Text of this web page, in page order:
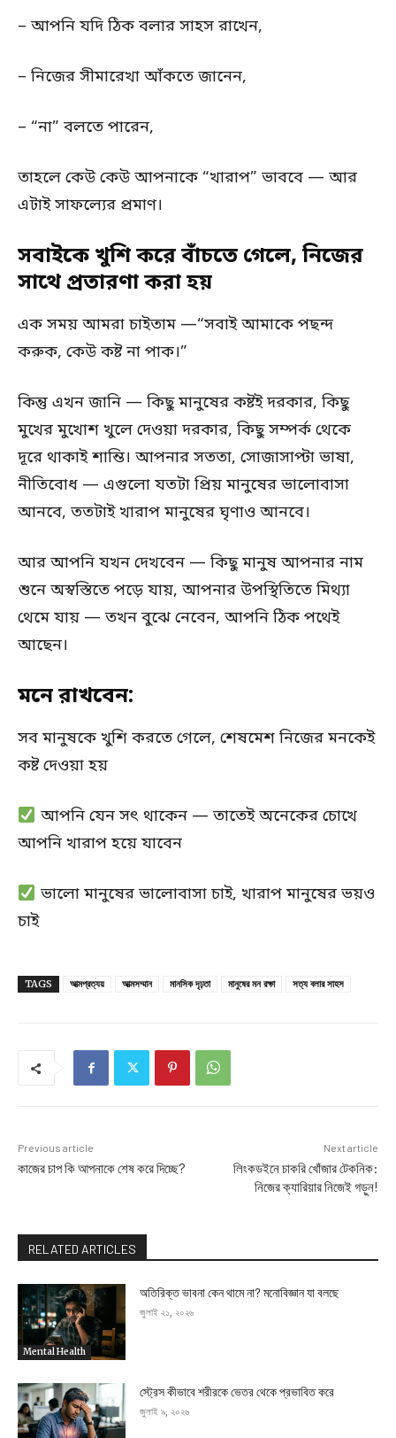
– আপনি যদি ঠিক বলার সাহস রাখেন,
– নিজের সীমারেখা আঁকতে জানেন,
– “না” বলতে পারেন,
তাহলে কেউ কেউ আপনাকে “খারাপ” ভাববে — আর
এটাই সাফল্যের প্রমাণ।
সবাইকে খুশি করে বাঁচতে গেলে, নিজের
সাথে প্রতারণা করা হয়
এক সময় আমরা চাইতাম —“সবাই আমাকে পছন্দ
করুক, কেউ কষ্ট না পাক।”
কিন্তু এখন জানি — কিছু মানুষের কষ্টই দরকার, কিছু
মুখের মুখোশ খুলে দেওয়া দরকার, কিছু সম্পর্ক থেকে
দূরে থাকাই শান্তি। আপনার সততা, সোজাসাপ্টা ভাষা,
নীতিবোধ — এগুলো যতটা প্রিয় মানুষের ভালোবাসা
আনবে, ততটাই খারাপ মানুষের ঘৃণাও আনবে।
আর আপনি যখন দেখবেন — কিছু মানুষ আপনার নাম
শুনে অস্বস্তিতে পড়ে যায়, আপনার উপস্থিতিতে মিথ্যা
থেমে যায় — তখন বুঝে নেবেন, আপনি ঠিক পথেই
আছেন।
মনে রাখবেন:
সব মানুষকে খুশি করতে গেলে, শেষমেশ নিজের মনকেই
কষ্ট দেওয়া হয়
আপনি যেন সৎ থাকেন — তাতেই অনেকের চোখে
আপনি খারাপ হয়ে যাবেন
ভালো মানুষের ভালোবাসা চাই, খারাপ মানুষের ভয়ও
চাই
TAGS আত্মপ্রত্যয় আত্মসম্মান মানসিক দৃঢ়তা মানুষের মন রক্ষা সত্য বলার সাহস
Previous article
কাজের চাপ কি আপনাকে শেষ করে দিচ্ছে?
Next article
লিংকডইনে চাকরি খোঁজার টেকনিক:
নিজের ক্যারিয়ার নিজেই গড়ুন!
RELATED ARTICLES
Mental Health
অতিরিক্ত ভাবনা কেন থামে না? মনোবিজ্ঞান যা বলছে
জুলাই ২১, ২০২৬
স্ট্রেস কীভাবে শরীরকে ভেতর থেকে প্রভাবিত করে
জুলাই ৯, ২০২৬